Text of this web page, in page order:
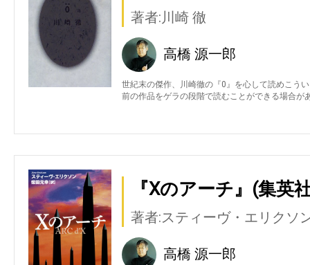
著者:川崎 徹
高橋 源一郎
世紀末の傑作、川崎徹の『0』を心して読めこう
前の作品をゲラの段階で読むことができる場合が
『Xのアーチ』(集英
著者:スティーヴ・エリクソ
高橋 源一郎